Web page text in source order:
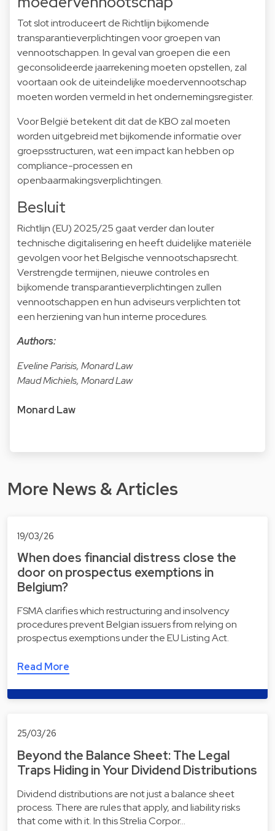
Tot slot introduceert de Richtlijn bijkomende
transparantieverplichtingen voor groepen van
vennootschappen. In geval van groepen die een
geconsolideerde jaarrekening moeten opstellen, zal
voortaan ook de uiteindelijke moedervennootschap
moeten worden vermeld in het ondernemingsregister.
Voor België betekent dit dat de KBO zal moeten
worden uitgebreid met bijkomende informatie over
groepsstructuren, wat een impact kan hebben op
compliance-processen en
openbaarmakingsverplichtingen.
Besluit
Richtlijn (EU) 2025/25 gaat verder dan louter
technische digitalisering en heeft duidelijke materiële
gevolgen voor het Belgische vennootschapsrecht.
Verstrengde termijnen, nieuwe controles en
bijkomende transparantieverplichtingen zullen
vennootschappen en hun adviseurs verplichten tot
een herziening van hun interne procedures.
Authors:
Eveline Parisis, Monard Law
Maud Michiels, Monard Law
Monard Law
More News & Articles
19/03/26
When does financial distress close the
door on prospectus exemptions in
Belgium?
FSMA clarifies which restructuring and insolvency
procedures prevent Belgian issuers from relying on
prospectus exemptions under the EU Listing Act.
Read More
25/03/26
Beyond the Balance Sheet: The Legal
Traps Hiding in Your Dividend Distributions
Dividend distributions are not just a balance sheet
process. There are rules that apply, and liability risks
that come with it. In this Strelia Corpor…